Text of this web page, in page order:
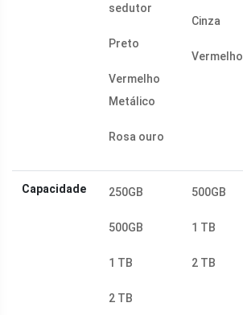
sedutor
Preto
Vermelho
Metálico
Rosa ouro
Cinza
Vermelho
Capacidade 250GB
500GB
1 TB
2 TB
500GB
1 TB
2 TB